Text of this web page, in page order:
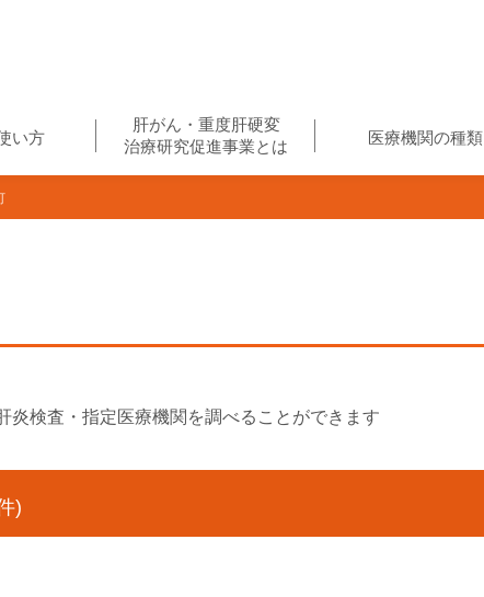
い方
肝がん・重度肝硬変
治療研究促進事業とは
医療機関の種類
炎検査・指定医療機関を調べることができます
)